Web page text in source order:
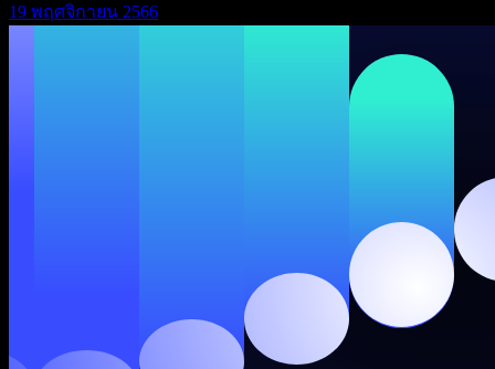
19 พฤศจิกายน 2566